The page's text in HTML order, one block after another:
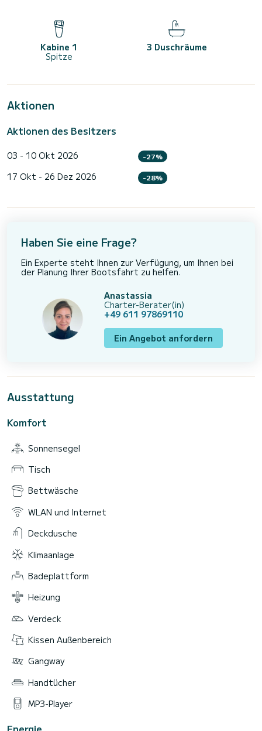
Kabine 1
Spitze
3 Duschräume
Aktionen
Aktionen des Besitzers
03 - 10 Okt 2026 -27%
17 Okt - 26 Dez 2026 -28%
Haben Sie eine Frage?
Ein Experte steht Ihnen zur Verfügung, um Ihnen bei
der Planung Ihrer Bootsfahrt zu helfen.
Anastassia
Charter-Berater(in)
+49 611 97869110
Ein Angebot anfordern
Ausstattung
Komfort
Sonnensegel
Tisch
Bettwäsche
WLAN und Internet
Deckdusche
Klimaanlage
Badeplattform
Heizung
Verdeck
Kissen Außenbereich
Gangway
Handtücher
MP3-Player